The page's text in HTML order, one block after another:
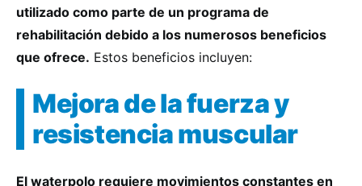
utilizado como parte de un programa de
rehabilitación debido a los numerosos beneficios
que ofrece. Estos beneficios incluyen:
Mejora de la fuerza y
resistencia muscular
El waterpolo requiere movimientos constantes en